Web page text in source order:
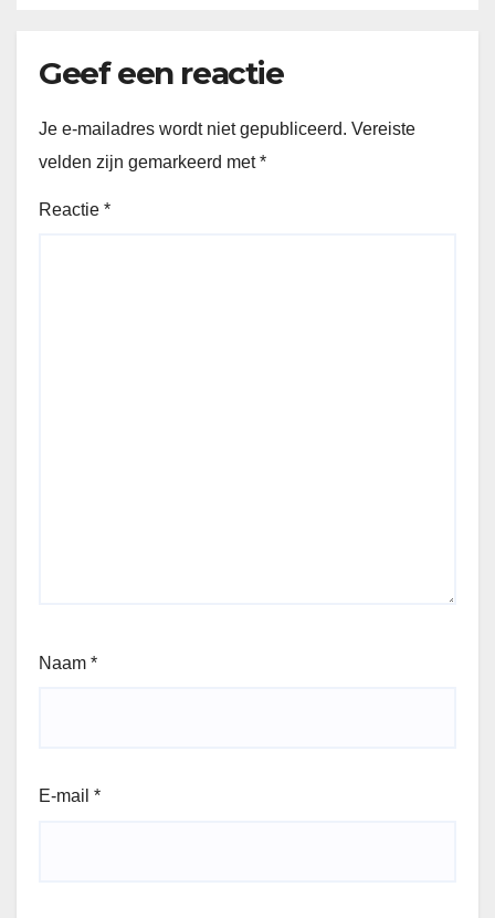
Geef een reactie
Je e-mailadres wordt niet gepubliceerd. Vereiste
velden zijn gemarkeerd met*
Reactie *
Naam *
E-mail *